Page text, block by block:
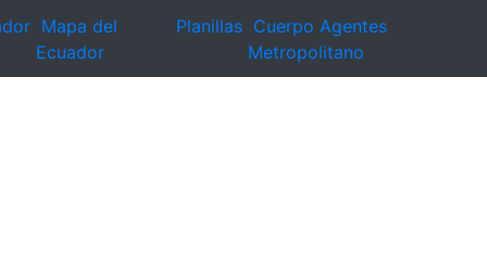
Mapa del
Ecuador
Planillas Cuerpo Agentes
Metropolitano